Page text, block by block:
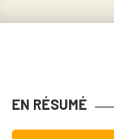
EN RÉSUMÉ